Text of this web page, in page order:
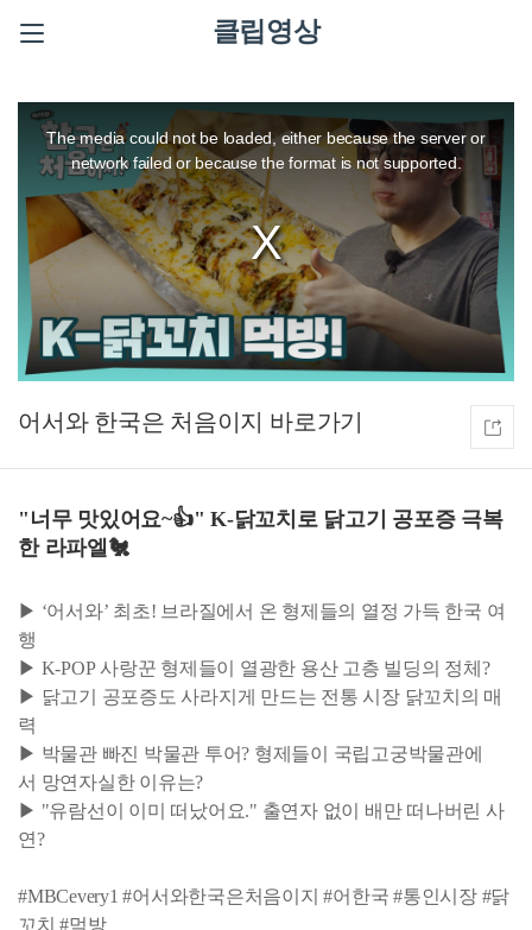
클립영상
modal
window.
The media could not be loaded, either because the server or
network failed or because the format is not supported.
어서와 한국은 처음이지
"너무 맛있어요~👍" K-닭꼬치로 닭고기 공포증 극복
한 라파엘🐔
▶ ‘어서와’ 최초! 브라질에서 온 형제들의 열정 가득 한국 여
행
▶ K-POP 사랑꾼 형제들이 열광한 용산 고층 빌딩의 정체?
▶ 닭고기 공포증도 사라지게 만드는 전통 시장 닭꼬치의 매
력
▶ 박물관 빠진 박물관 투어? 형제들이 국립고궁박물관에
서 망연자실한 이유는?
▶ "유람선이 이미 떠났어요." 출연자 없이 배만 떠나버린 사
연?
#MBCevery1 #어서와한국은처음이지 #어한국 #통인시장 #닭
꼬치 #먹방